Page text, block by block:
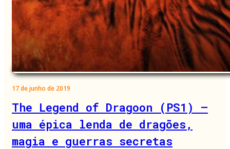
17 de junho de 2019
The Legend of Dragoon (PS1) –
uma épica lenda de dragões,
magia e guerras secretas